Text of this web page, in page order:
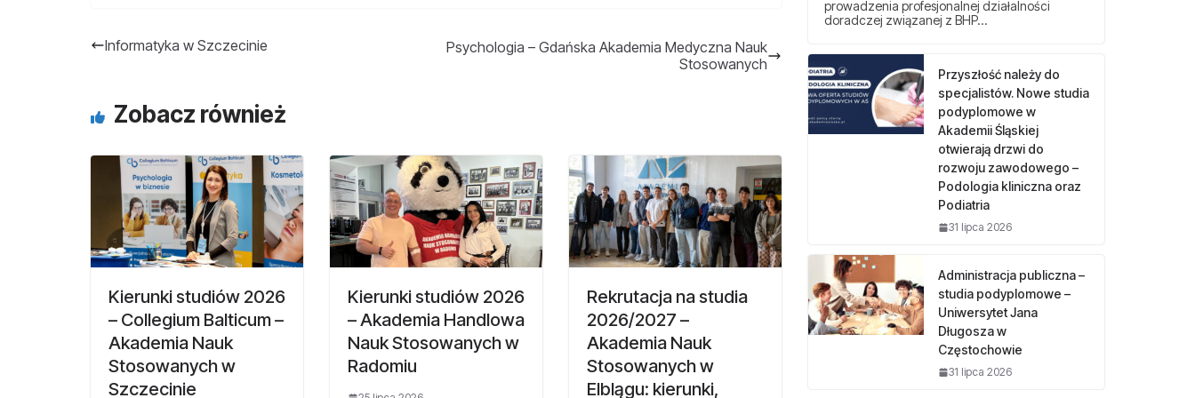
Informatyka w Szczecinie
Psychologia – Gdańska Akademia Medyczna Nauk
Stosowanych
Zobacz również
Kierunki studiów 2026
– Collegium Balticum –
Akademia Nauk
Stosowanych w
Szczecinie
Kierunki studiów 2026
– Akademia Handlowa
Nauk Stosowanych w
Radomiu
Rekrutacja na studia
2026/2027 –
Akademia Nauk
Stosowanych w
Elblągu: kierunki,
prowadzenia profesjonalnej działalności
doradczej związanej z BHP…
Przyszłość należy do
specjalistów. Nowe studia
podyplomowe w
Akademii Śląskiej
otwierają drzwi do
rozwoju zawodowego –
Podologia kliniczna oraz
Podiatria
31 lipca 2026
Administracja publiczna –
studia podyplomowe –
Uniwersytet Jana
Długosza w
Częstochowie
31 lipca 2026